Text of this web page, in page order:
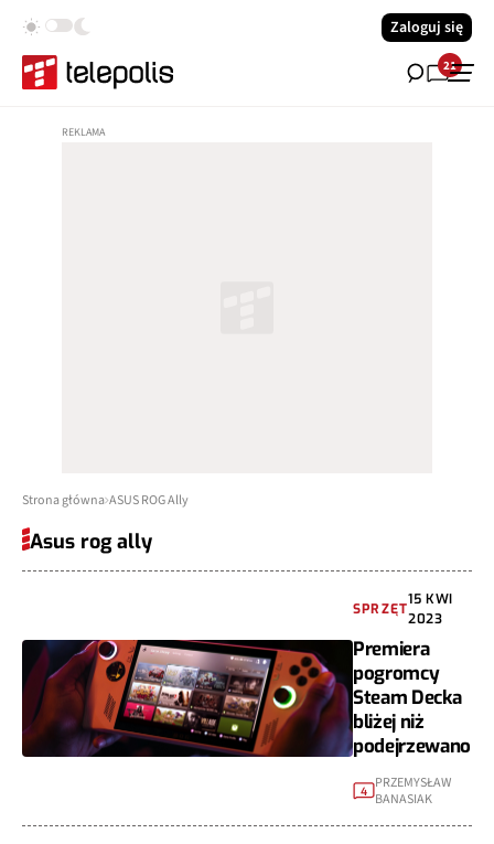
Zaloguj się
21
Strona główna ASUS ROG Ally
Asus rog ally
SPRZĘT
15 KWI
2023
Premiera
pogromcy
Steam Decka
bliżej niż
podejrzewano
4
PRZEMYSŁAW
BANASIAK